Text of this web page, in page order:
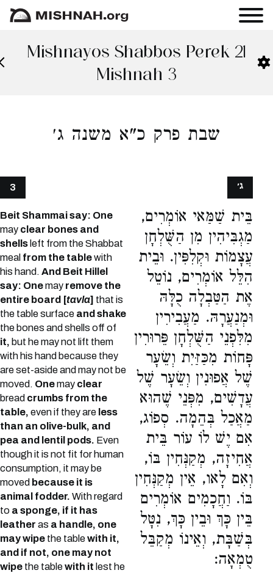
Mishnayos Shabbos Perek 21
Mishnah 3
שבת פרק כ"א משנה ג׳
3
Beit Shammai say: One
may clear bones and
shells left from the Shabbat
meal from the tablewith
his hand. And Beit Hillel
say: Onemay remove the
entire board [tavla] that is
the table surface and shake
the bones and shells off of
it, but he may not lift them
with his hand because they
are set-aside and may not be
moved. Onemay clear
bread crumbs from the
table, even if they are less
than an olive-bulk, and
pea and lentil pods. Even
though it is not fit for human
consumption, it may be
moved because it is
animal fodder. With regard
to a sponge, if it has
leather as a handle, one
may wipe the tablewith it,
and if not, one may not
wipe the tablewith it lest he
בֵּית שַׁמַּאי אוֹמְרִים,
מַגְבִּיהִין מִן הַשֻּׁלְחָן
עֲצָמוֹת וּקְלִפִּין. וּבֵית
הִלֵּל אוֹמְרִים, נוֹטֵל
אֶת הַטַּבְלָה כֻלָּהּ
וּמְנַעֲרָהּ. מַעֲבִירִין
מִלִּפְנֵי הַשֻּׁלְחָן פֵּרוּרִין
פָּחוֹת מִכַּזַּיִת וְשֵׂעָר
שֶׁל אֲפוּנִין וְשֵׂעָר שֶׁל
עֲדָשִׁים, מִפְּנֵי שֶׁהוּא
מַאֲכַל בְּהֵמָה. סְפוֹג,
אִם יֶשׁ לוֹ עוֹר בֵּית
אֲחִיזָה, מְקַנְּחִין בּוֹ,
וְאִם לָאו, אֵין מְקַנְּחִין
בּוֹ. וַחֲכָמִים אוֹמְרִים
בֵּין כָּךְ וּבֵין כָּךְ, נִטָּל
בְּשַׁבָּת, וְאֵינוֹ מְקַבֵּל
טֻמְאָה:
ג׳